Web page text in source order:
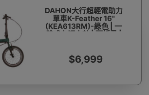
DAHON大行超輕電助力
單車K-Feather 16"
(KEA613RM)-綠色 | 一
體式力矩中軸 | 可折疊 |
$6,999